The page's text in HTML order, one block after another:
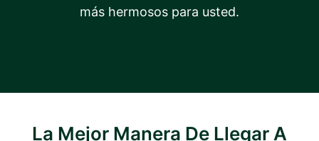
más hermosos para usted.
La Mejor Manera De Llegar A